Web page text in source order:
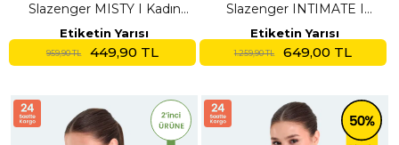
Slazenger MISTY I Kadın
Kapüşonlu Lacivert
Sweatshırt
Etiketin Yarısı
959,90 TL 449,90 TL
Slazenger INTIMATE I
Erkek Dik Yaka Fermuarlı
Saks Mavi Sweatshırt
Etiketin Yarısı
1.259,90 TL 649,00 TL